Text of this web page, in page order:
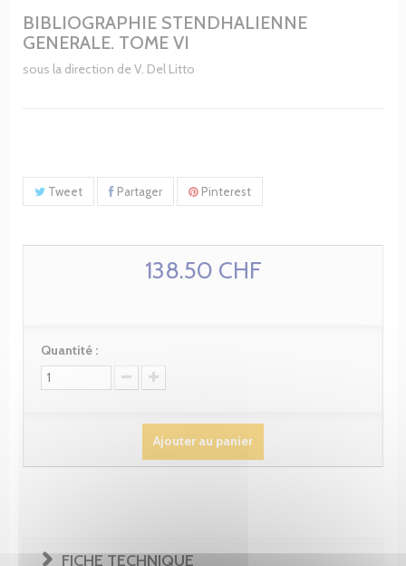
BIBLIOGRAPHIE STENDHALIENNE
GENERALE. TOME VI
sous la direction de V. Del Litto
Tweet Partager Pinterest
138.50 CHF
Quantité :
Ajouter au panier
FICHE TECHNIQUE